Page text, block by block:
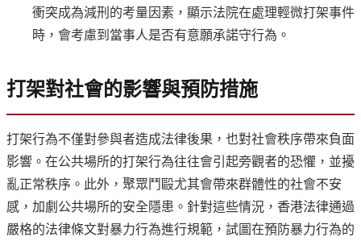
衝突成為減刑的考量因素，顯示法院在處理輕微打架事件
時，會考慮到當事人是否有意願承諾守行為。
打架對社會的影響與預防措施
打架行為不僅對參與者造成法律後果，也對社會秩序帶來負面
影響。在公共場所的打架行為往往會引起旁觀者的恐懼，並擾
亂正常秩序。此外，聚眾鬥毆尤其會帶來群體性的社會不安
感，加劇公共場所的安全隱患。針對這些情況，香港法律通過
嚴格的法律條文對暴力行為進行規範，試圖在預防暴力行為的